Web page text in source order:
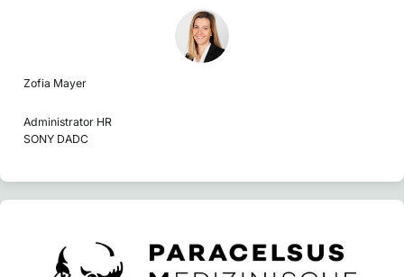
Zofia Mayer
Administrator HR
SONY DADC